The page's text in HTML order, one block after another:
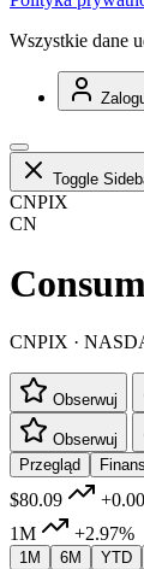
Wszystkie dane
Toggle
CNPIX
CN
CNPIX ·
Obserwuj
Obserwuj
Przegląd
$80.09
1M
+2.97%
1M 6M YTD